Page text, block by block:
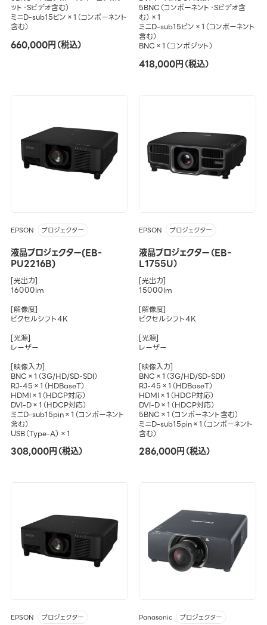
ット・Sビデオ含む）
ミニD-sub15ピン×1（コンポーネント
含む）
660,000円（税込）
5BNC（コンポーネント・Sビデオ含
む）×1
ミニD-sub15ピン×1（コンポーネント
含む）
BNC×1（コンポジット）
418,000円（税込）
EPSON プロジェクター
液晶プロジェクター(EB-
PU2216B)
[光出力]
16000lm
[解像度]
ピクセルシフト4K
[光源]
レーザー
[映像入力]
BNC×1（3G/HD/SD-SDI）
RJ-45×1（HDBaseT）
HDMI×1（HDCP対応）
DVI-D×1（HDCP対応）
ミニD-sub15pin×1（コンポーネント
含む）
USB（Type-A）×1
308,000円（税込）
EPSON プロジェクター
液晶プロジェクター（EB-
L1755U）
[光出力]
15000lm
[解像度]
ピクセルシフト4K
[光源]
レーザー
[映像入力]
BNC×1（3G/HD/SD-SDI）
RJ-45×1（HDBaseT）
HDMI×1（HDCP対応）
DVI-D×1（HDCP対応）
5BNC×1（コンポーネント含む）
ミニD-sub15pin×1（コンポーネント
含む）
286,000円（税込）
EPSON プロジェクター Panasonic プロジェクター